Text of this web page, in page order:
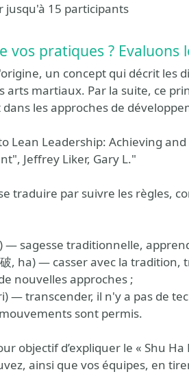
jusqu'à 15 participants
vos pratiques ? Evaluons
un concept qui décrit les
arts martiaux. Par la suite, ce
les approches de
Lean Leadership: Achieving
Jeffrey Liker, Gary L."
traduire par suivre les règles,
— sagesse traditionnelle,
, ha) — casser avec la tradition,
nouvelles approches ;
— transcender, il n'y a pas de
sont permis.
objectif d’expliquer le « Shu Ha
ainsi que vos équipes, en